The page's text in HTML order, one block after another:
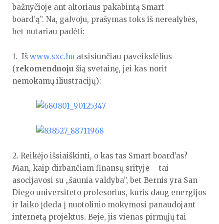
bažnyčioje ant altoriaus pakabintą Smart
board’ą”. Na, galvoju, prašymas toks iš nerealybės,
bet nutariau padėti:
1. Iš www.sxc.hu atsisiunčiau paveikslėlius
(rekomenduoju šią svetainę, jei kas norit
nemokamų iliustracijų):
2. Reikėjo išsiaiškinti, o kas tas Smart board’as?
Man, kaip dirbančiam finansų srityje – tai
asocijavosi su „šaunia valdyba”, bet Bernis yra San
Diego universiteto profesorius, kuris daug energijos
ir laiko įdeda į nuotolinio mokymosi panaudojant
internetą projektus. Beje, jis vienas pirmųjų tai